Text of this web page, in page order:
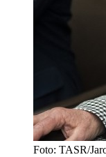
Foto: TASR/